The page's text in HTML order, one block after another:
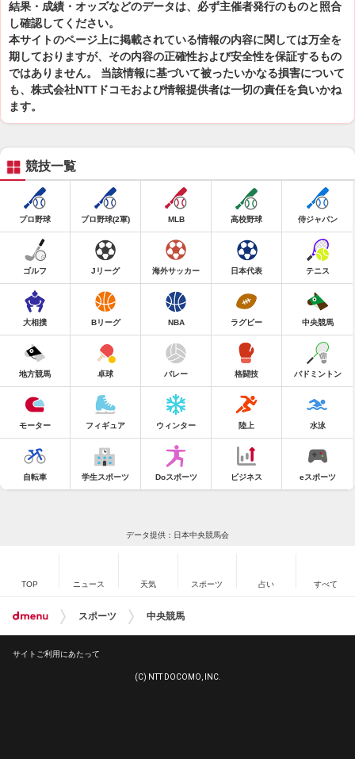
結果・成績・オッズなどのデータは、必ず主催者発行のものと照合
し確認してください。
本サイトのページ上に掲載されている情報の内容に関しては万全を
期しておりますが、その内容の正確性および安全性を保証するもの
ではありません。 当該情報に基づいて被ったいかなる損害について
も、株式会社NTTドコモおよび情報提供者は一切の責任を負いかね
ます。
競技一覧
プロ野球 プロ野球(2軍) MLB 高校野球 侍ジャパン
ゴルフ Jリーグ 海外サッカー 日本代表 テニス
大相撲 Bリーグ NBA ラグビー 中央競馬
地方競馬 卓球 バレー 格闘技 バドミントン
モーター フィギュア ウィンター 陸上 水泳
自転車 学生スポーツ Doスポーツ ビジネス eスポーツ
データ提供：日本中央競馬会
TOP ニュース 天気 スポーツ 占い すべて
スポーツ 中央競馬
サイトご利用にあたって
(C) NTT DOCOMO, INC.